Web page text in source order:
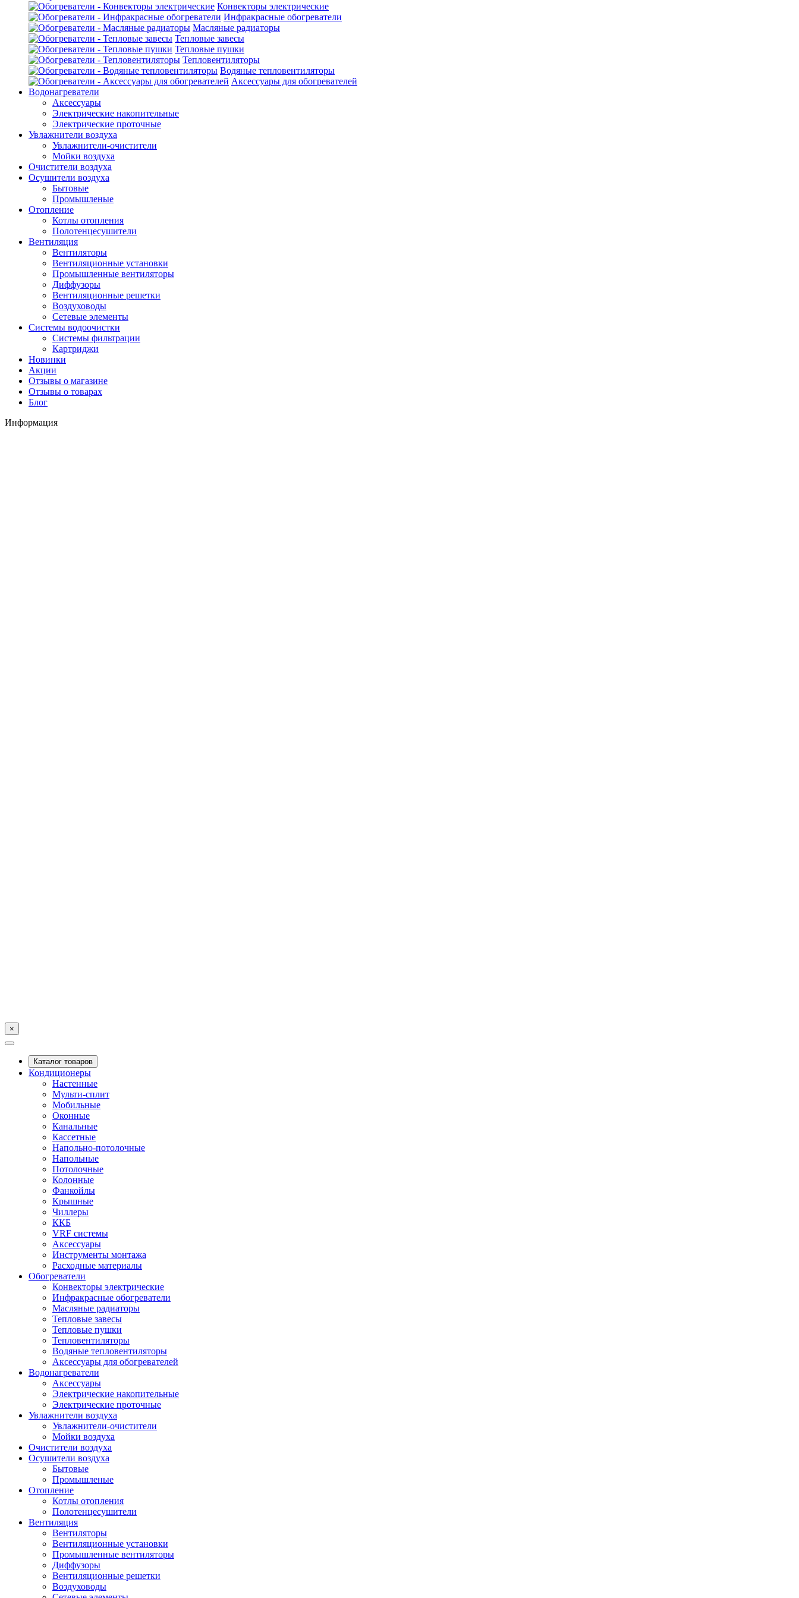
Конвекторы электрические
Инфракрасные обогреватели
Масляные радиаторы
Тепловые завесы
Тепловые пушки
Тепловентиляторы
Водяные тепловентиляторы
Аксессуары для обогревателей
Водонагреватели
Аксессуары
Электрические накопительные
Электрические проточные
Увлажнители воздуха
Увлажнители-очистители
Мойки воздуха
Очистители воздуха
Осушители воздуха
Бытовые
Промышленые
Отопление
Котлы отопления
Полотенцесушители
Вентиляция
Вентиляторы
Вентиляционные установки
Промышленные вентиляторы
Диффузоры
Вентиляционные решетки
Воздуховоды
Сетевые элементы
Системы водоочистки
Системы фильтрации
Картриджи
Новинки
Акции
Отзывы о магазине
Отзывы о товарах
Блог
Информация
×
Каталог товаров
Кондиционеры
Настенные
Мульти-сплит
Мобильные
Оконные
Канальные
Кассетные
Напольно-потолочные
Напольные
Потолочные
Колонные
Фанкойлы
Крышные
Чиллеры
ККБ
VRF системы
Аксессуары
Инструменты монтажа
Расходные материалы
Обогреватели
Конвекторы электрические
Инфракрасные обогреватели
Масляные радиаторы
Тепловые завесы
Тепловые пушки
Тепловентиляторы
Водяные тепловентиляторы
Аксессуары для обогревателей
Водонагреватели
Аксессуары
Электрические накопительные
Электрические проточные
Увлажнители воздуха
Увлажнители-очистители
Мойки воздуха
Очистители воздуха
Осушители воздуха
Бытовые
Промышленые
Отопление
Котлы отопления
Полотенцесушители
Вентиляция
Вентиляторы
Вентиляционные установки
Промышленные вентиляторы
Диффузоры
Вентиляционные решетки
Воздуховоды